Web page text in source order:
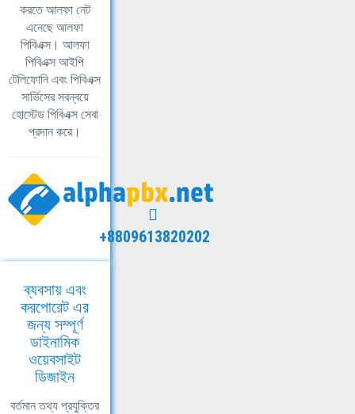
করতে আলফা নেট
এনেছে আলফা
পিবিএক্স। আলফা
পিবিএক্স আইপি
টেলিফোনি এবং পিবিএক্স
সার্ভিসের সবন্বয়ে
হোস্টেড পিবিএক্স সেবা
প্রদান করে।
+8809613820202
ব্যবসায় এবং
করপোরেট এর
জন্য সম্পূর্ণ
ডাইনামিক
ওয়েবসাইট
ডিজাইন
বর্তমান তথ্য প্রযুক্তির